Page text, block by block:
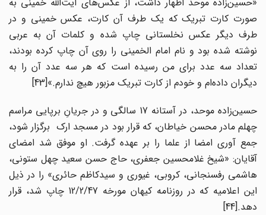
صورت کارت تبریک که یک طرف آن کارت، عکس خمینی و در
طرف دیگر عکس نخلستانی چاپ شده و کلمات آن به عربی
نوشته شده بود و نام امام الخمینی را روی آن چاپ کرده بودند،
تعداد سه عدد برای من رسیده است که هر سه عدد آن را به
دیگران داده‌ام و خودم از کارت تبریک مزبور هیچ ندارم.»[43]
حسین‌زاده موحد، در آستانه 17 سالگی و در جریانِ برپایی مراسم
چهلم مادر محسن خیاطان، که قرار بود در مسجد ارک برگزار شود،
جمع آوری امضا از علما را بر عهده گرفت. او موفق شد امضای
آقایان: «شیخ غلامحسین جعفری، حاج حسن سعید چهل ستونی،
هاشمی رفسنجانی، کروبی، غیوری و سیدکاظم حائری» را در ذیل
این اعلامیه که در روزنامه کیهان مورخه 12/2/47 چاپ شد، قرار
دهد.[44]